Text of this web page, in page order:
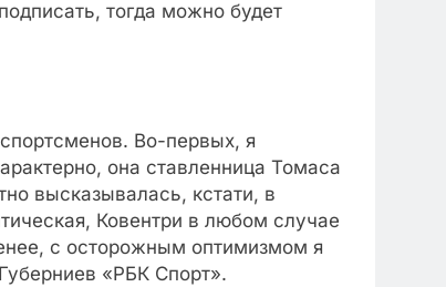
тогда можно будет
Во-первых, я
она ставленница Томаса
высказывалась, кстати, в
Ковентри в любом случае
с осторожным оптимизмом я
«РБК Спорт».